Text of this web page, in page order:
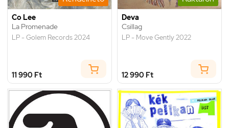
Co Lee
La Promenade
LP - Golem Records 2024
11 990 Ft
Deva
Csillag
LP - Move Gently 2022
12 990 Ft